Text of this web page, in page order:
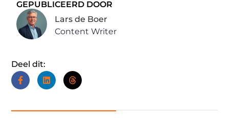
GEPUBLICEERD DOOR
Lars de Boer
Content Writer
Deel dit: